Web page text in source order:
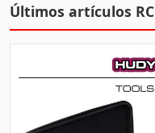
Últimos artículos RC